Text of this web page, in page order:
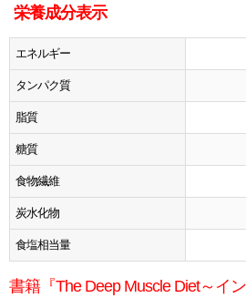
栄養成分表示
エネルギー
タンパク質
脂質
糖質
食物繊維
炭水化物
食塩相当量
書籍『The Deep Muscle Diet～イ